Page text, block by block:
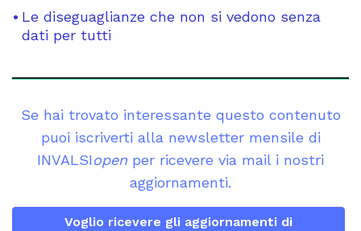
Le diseguaglianze che non si vedono senza
dati per tutti
Se hai trovato interessante questo contenuto
puoi iscriverti alla newsletter mensile di
INVALSIopen per ricevere via mail i nostri
aggiornamenti.
Voglio ricevere gli aggiornamenti di